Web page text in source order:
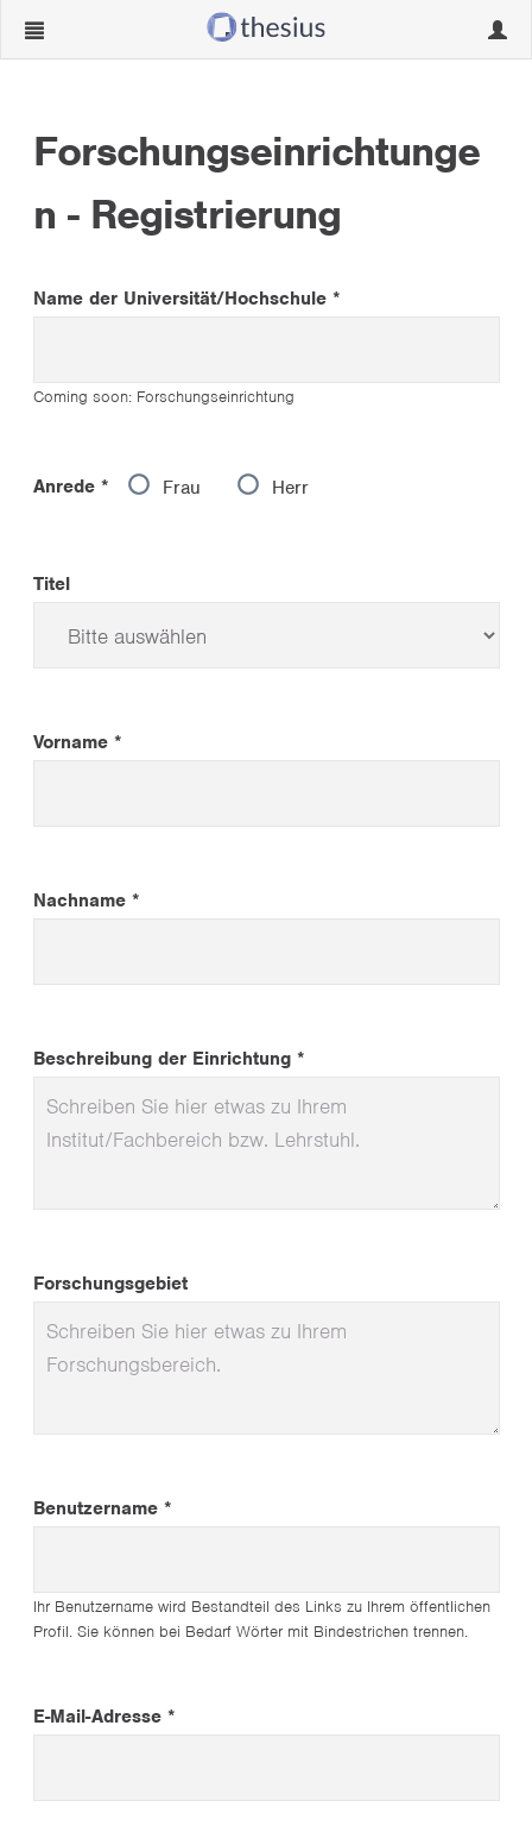
Navigation
Forschungseinrichtunge
n - Registrierung
Name der Universität/Hochschule *
Universität/Hochschule
Coming soon: Forschungseinrichtung
Anrede * Frau Herr
Titel
Vorname *
Nachname *
Beschreibung der Einrichtung *
Forschungsgebiet
Benutzername *
Ihr Benutzername wird Bestandteil des Links zu Ihrem öffentlichen
Profil. Sie können bei Bedarf Wörter mit Bindestrichen trennen.
E-Mail-Adresse *